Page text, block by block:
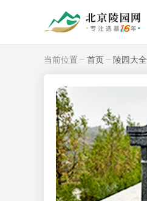
当前位置 首页 陵园大全